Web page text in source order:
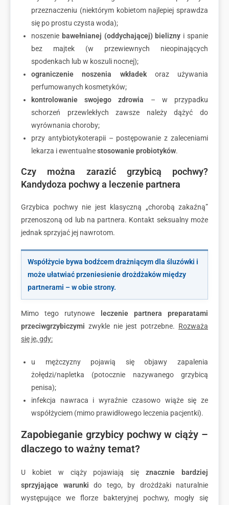
przeznaczeniu (niektórym kobietom najlepiej sprawdza
się po prostu czysta woda);
noszenie bawełnianej (oddychającej) bielizny i spanie
bez majtek (w przewiewnych nieopinających
spodenkach lub w koszuli nocnej);
ograniczenie noszenia wkładekoraz używania
perfumowanych kosmetyków;
kontrolowanie swojego zdrowia – w przypadku
schorzeń przewlekłych zawsze należy dążyć do
wyrównania choroby;
przy antybiotykoterapii – postępowanie z zaleceniami
lekarza i ewentualnestosowanie probiotyków.
Czy można zarazić grzybicą pochwy?
Kandydoza pochwy a leczenie partnera
Grzybica pochwy nie jest klasyczną „chorobą zakaźną”
przenoszoną od lub na partnera. Kontakt seksualny może
jednak sprzyjać jej nawrotom.
Współżycie bywa bodźcem drażniącym dla śluzówki i
może ułatwiać przeniesienie drożdżaków między
partnerami – w obie strony.
Mimo tego rutynowe
leczenie partnera preparatami
przeciwgrzybiczymi zwykle nie jest potrzebne. Rozważa
się je, gdy:
u mężczyzny pojawią się objawy zapalenia
żołędzi/napletka (potocznie nazywanego grzybicą
penisa);
infekcja nawraca i wyraźnie czasowo wiąże się ze
współżyciem (mimo prawidłowego leczenia pacjentki).
Zapobieganie grzybicy pochwy w ciąży –
dlaczego to ważny temat?
U kobiet w ciąży pojawiają sięznacznie bardziej
sprzyjające warunki do tego, by drożdżaki naturalnie
występujące we florze bakteryjnej pochwy, mogły się